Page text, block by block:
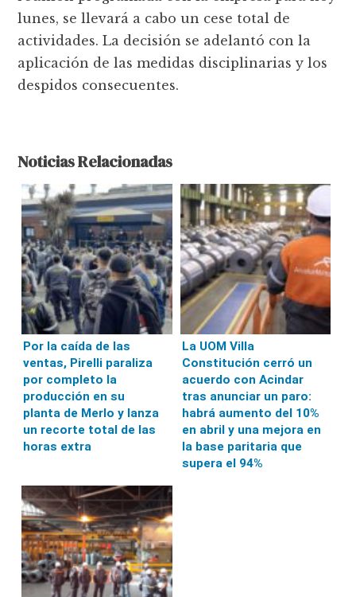
lunes, se llevará a cabo un cese total de
actividades. La decisión se adelantó con la
aplicación de las medidas disciplinarias y los
despidos consecuentes.
Noticias Relacionadas
Por la caída de las
ventas, Pirelli paraliza
por completo la
producción en su
planta de Merlo y lanza
un recorte total de las
horas extra
La UOM Villa
Constitución cerró un
acuerdo con Acindar
tras anunciar un paro:
habrá aumento del 10%
en abril y una mejora en
la base paritaria que
supera el 94%